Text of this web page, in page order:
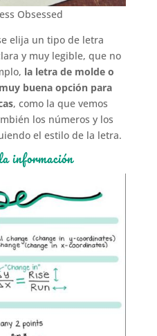
Obsessed
elija un tipo de letra
y muy legible, que no
la letra de molde o
buena opción para
, como la que vemos
los números y los
el estilo de la letra.
información